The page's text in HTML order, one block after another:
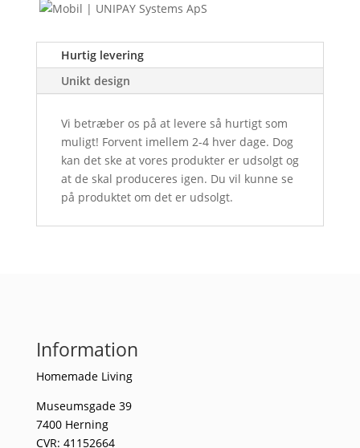
broderi
Hurtig levering
Unikt design
Vi betræber os på at levere så hurtigt som
muligt! Forvent imellem 2-4 hver dage. Dog
kan det ske at vores produkter er udsolgt og
at de skal produceres igen. Du vil kunne se
på produktet om det er udsolgt.
Information
Homemade Living
Museumsgade 39
7400 Herning
CVR: 41152664